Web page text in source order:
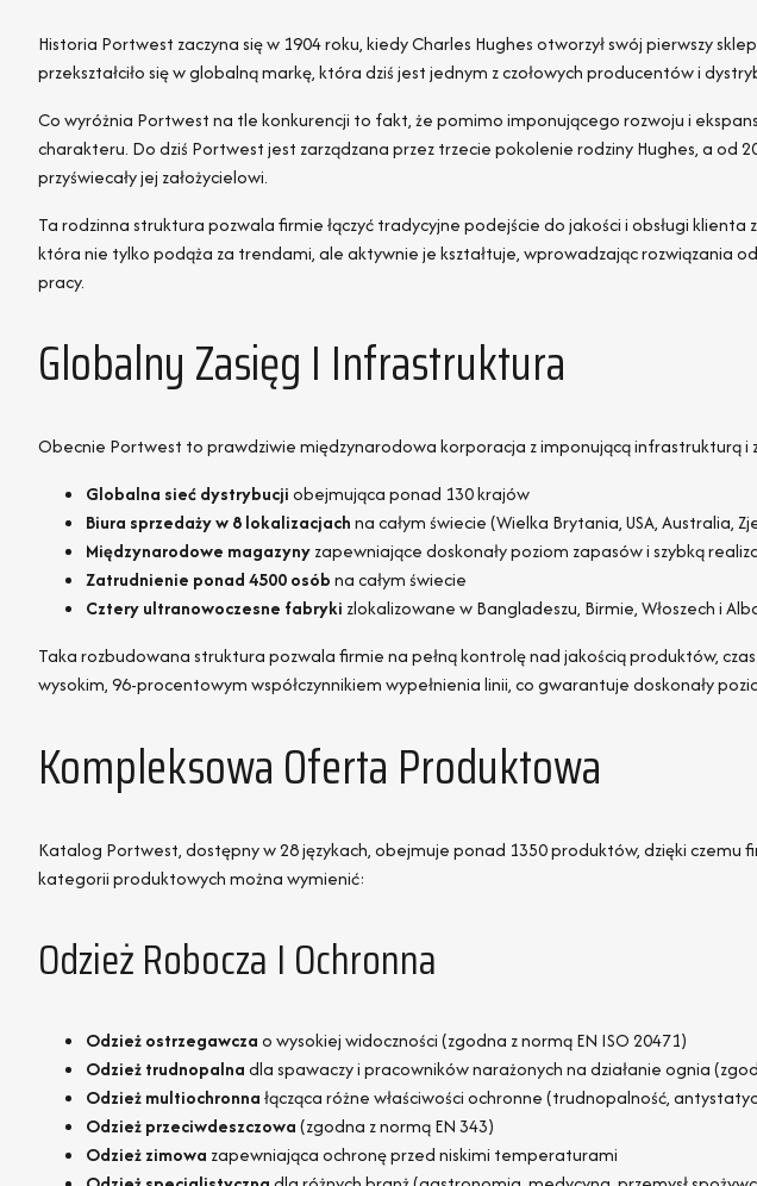
Historia Portwest zaczyna się w 1904 roku, kiedy Charles Hughes otworzył swój pierwszy
przekształciło się w globalną markę, która dziś jest jednym z czołowych producentów i
Co wyróżnia Portwest na tle konkurencji to fakt, że pomimo imponującego rozwoju i
charakteru. Do dziś Portwest jest zarządzana przez trzecie pokolenie rodziny Hughes, a od
przyświecały jej założycielowi.
Ta rodzinna struktura pozwala firmie łączyć tradycyjne podejście do jakości i obsługi
która nie tylko podąża za trendami, ale aktywnie je kształtuje, wprowadzając rozwiązania
pracy.
Globalny Zasięg I Infrastruktura
Obecnie Portwest to prawdziwie międzynarodowa korporacja z imponującą infrastrukturą i
Globalna sieć dystrybucjiobejmująca ponad 130 krajów
Biura sprzedaży w 8 lokalizacjachna całym świecie (Wielka Brytania, USA, Australia,
Międzynarodowe magazynyzapewniające doskonały poziom zapasów i szybką
Zatrudnienie ponad 4500 osóbna całym świecie
Cztery ultranowoczesne fabryki zlokalizowane w Bangladeszu, Birmie, Włoszech i
Taka rozbudowana struktura pozwala firmie na pełną kontrolę nad jakością produktów,
wysokim, 96-procentowym współczynnikiem wypełnienia linii, co gwarantuje doskonały
Kompleksowa Oferta Produktowa
Katalog Portwest, dostępny w 28 językach, obejmuje ponad 1350 produktów, dzięki
kategorii produktowych można wymienić:
Odzież Robocza I Ochronna
Odzież ostrzegawczao wysokiej widoczności (zgodna z normą EN ISO 20471)
Odzież trudnopalnadla spawaczy i pracowników narażonych na działanie ognia
Odzież multiochronnałącząca różne właściwości ochronne (trudnopalność,
Odzież przeciwdeszczowa(zgodna z normą EN 343)
Odzież zimowa zapewniająca ochronę przed niskimi temperaturami